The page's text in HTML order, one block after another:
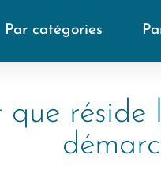
Par catégories
que